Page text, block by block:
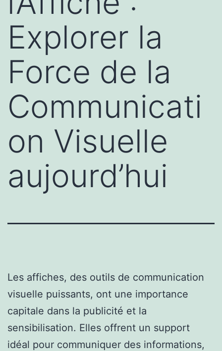
Explorer la
Force de la
Communicati
on Visuelle
aujourd’hui
Les affiches, des outils de communication
visuelle puissants, ont une importance
capitale dans la publicité et la
sensibilisation. Elles offrent un support
idéal pour communiquer des informations,